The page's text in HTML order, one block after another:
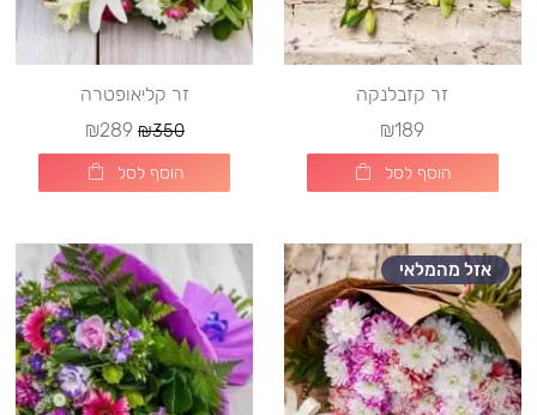
זר קזבלנקה
₪189
הוסף לסל
זר קליאופטרה
₪350
₪289
הוסף לסל
אזל מהמלאי